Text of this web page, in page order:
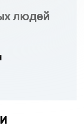
людей